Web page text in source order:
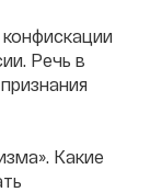
Речь в
Какие